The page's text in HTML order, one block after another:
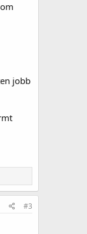
jobb
#3